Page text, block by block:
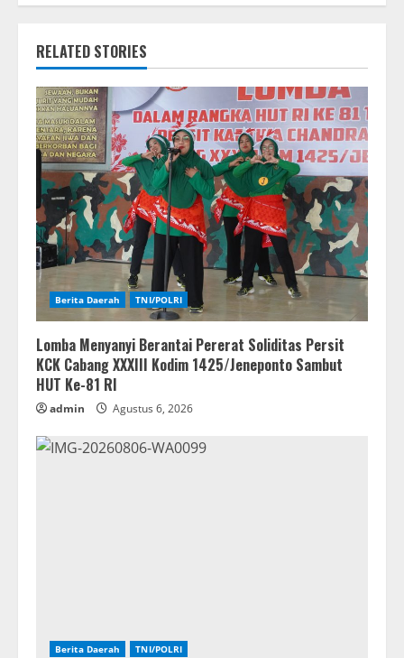
RELATED STORIES
Berita Daerah TNI/POLRI
Lomba Menyanyi Berantai Pererat Soliditas Persit
KCK Cabang XXXIII Kodim 1425/Jeneponto Sambut
HUT Ke-81 RI
admin Agustus 6, 2026
Berita Daerah TNI/POLRI